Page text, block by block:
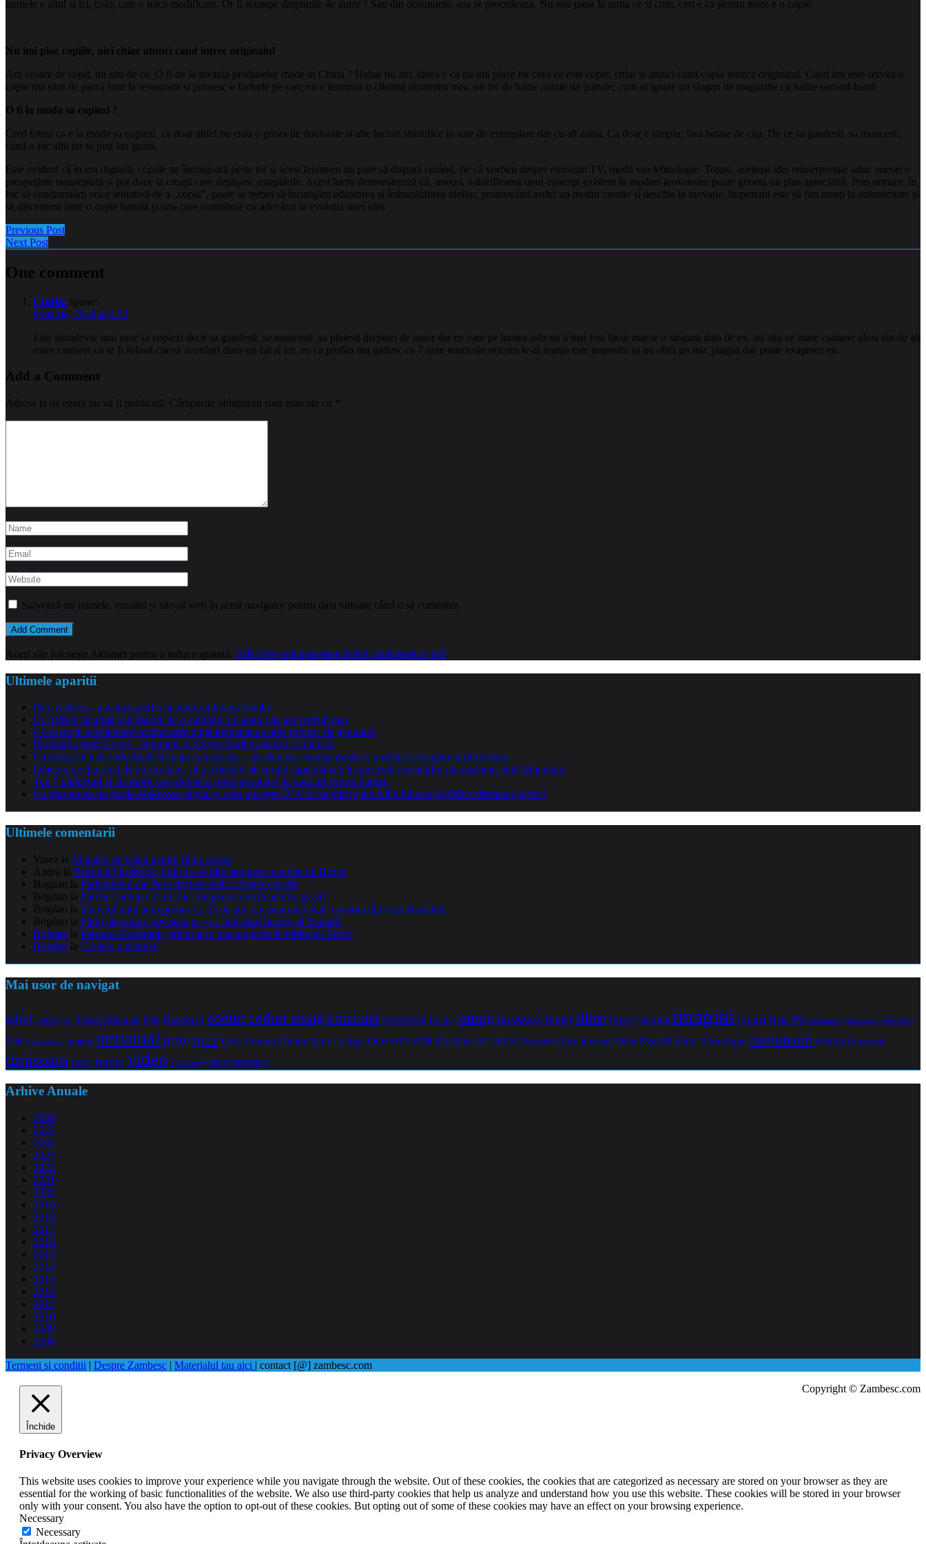
numele e altul si ici, colo, cate o mica modificare. Or fi scumpe drepturile de autor ? Sau din obisnuinta, asa se procedeaza. Nu stiu pana la urma ce si cum, cert e ca pentru mine e o copie.
Nu imi plac copiile, nici chiar atunci cand intrec originalul
Am oroare de copii, nu stiu de ce. O fi de la invazia produselor made in China ? Habar nu am, ideea e ca nu imi place tot ceea ce este copie, chiar si atunci cand copia intrece originalul. Cand imi este servita o
copie ma simt de parca sunt la restaurant si primesc o farfurie pe care nu a terminat-o clientul dinaintea mea. un fel de haine curate da purtate, cum ar spune un slogan de magazine cu haine second-hand.
O fi la moda sa copiezi ?
Cred totusi ca e la moda sa copiezi, ca doar altfel nu erau o groza de doctorate si alte lucrari stiintifice in sute de exemplare dar cu alt autor. Ca doar e simplu, fara bataie de cap. De ce sa gandesti, sa muncesti,
cand o fac altii iar tu poti lua gratis.
Este evident că în era digitală, copiile ne înconjoară peste tot și acest fenomen nu pare să dispară curând, fie că vorbim despre emisiuni TV, modă sau tehnologie. Totuși, aceleași idei reinterpretate aduc uneori o
prospețime neașteptată și pot duce la creații care depășesc așteptările. Acest lucru demonstrează că, uneori, valorificarea unui concept existent în moduri inovatoare poate genera un plus apreciabil. Prin urmare, în
loc să condamnăm orice tentativă de a „copia”, poate ar trebui să încurajăm adaptarea și îmbunătățirea ideilor, promovând astfel un mediu creativ și deschis la inovație. Important este să fim atenți la autenticitate și
să discernem între o copie banală și una care contribuie cu adevărat la evoluția unei idei.
Previous Post
Next Post
One comment
Chirita spune:
9 martie, 2018 la 9:52
Este intradevar mai usor sa copiezi decit sa gandesti, sa muncesti ,sa platesti drepturi de autor dar ce oare pe lumea asta nu a mai fost facut macar o singura data de ex. nu stiu ce mare cantaret afost dat de alt
mare cantaret ca ar fi folosit citeva acorduri dintr-un hit al lui ,eu ca profan ma gadesc ca 7 note muzicale oricum le-ai aranja este imposibi sa nu obtii un mic plagiat dar poate exagerez eu.
Add a Comment
Adresa ta de email nu va fi publicată. Câmpurile obligatorii sunt marcate cu
Salvează-mi numele, emailul și site-ul web în acest navigator pentru data viitoare când o să comentez.
Acest site folosește Akismet pentru a reduce spamul. Află cum sunt procesate datele comentariilor tale
Ultimele aparitii
Parc Astérix – aventura perfectă pentru întreaga familie
Ce trebuie să urmărești înainte de a cumpăra un aparat de aer condiționat
Ce exerciții accelerează recuperarea după implantarea unei proteze de genunchi
Iluminatul pentru scari – siguranta si design modern pentru locuinta ta
Curățenia în hale industriale și spații comerciale – un element esențial pentru siguranță și imagine profesională
Dincolo de diplomă: Rolul strategic al pachetelor de sprijin săptămânale în succesul cursanților din regiunea Sud-Muntenia
Top 7 gadgeturi și accesorii care definesc noua generație de cadouri pentru bărbați
Ce presupune un Smile Makeover digital și cum reușește D’Alba Dentistry din Alba Iulia să planifice zâmbetul perfect
Ultimele comentarii
Vasea la Angajari de baieti pentru filme porno
Andra la Patronul Facebook, prins ca se uita languros la iubita lui Bezos
Bogdan la Parlamentul din Peru declară război fustelor scurte
Bogdan la Parchet laminat: Cum faci alegerea corectă pentru acasă?
Bogdan la Secretul unui antreprenor de 25 de ani care schimbă piața construcțiilor din România
Bogdan la Părul tău spune povestea ta – ce faci când începe să dispară?
Bogdan la Patronul Facebook, prins ca se uita languros la iubita lui Bezos
Bogdan la Ciolacu s-a tatuat!
Mai usor de navigat
adult audio bani benzi desenate blog Bucuresti coduricoduri emag concurs download DVDRip emag facebook femei filme funny google imagini jocuri Kiss FM maramures messenger noiembrie
Nokia octombrie orange personal pozequiz Quiz Comert Online Quiz Gadget Quiz HI-TECH Biz Quiz HI-TECH Oameni Quiz Internet Quiz KissFM Quiz Tehnologie raspunsuri romania sugestii
timisoara torrent trailer video Vodafone yahoo messenger
Arhive Anuale
2026
2025
2024
2023
2022
2021
2020
2019
2018
2017
2016
2015
2014
2013
2012
2011
2010
2009
2008
Termeni si conditii | Despre Zambesc | Materialul tau aici | contact [@] zambesc.com
Copyright © Zambesc.com
Închide
Privacy Overview
This website uses cookies to improve your experience while you navigate through the website. Out of these cookies, the cookies that are categorized as necessary are stored on your browser as they are
essential for the working of basic functionalities of the website. We also use third-party cookies that help us analyze and understand how you use this website. These cookies will be stored in your browser
only with your consent. You also have the option to opt-out of these cookies. But opting out of some of these cookies may have an effect on your browsing experience.
Necessary
Necessary